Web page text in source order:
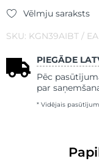
Vēlmju saraksts
SKU: KGN39AIBT /
PIEGĀDE
Pēc
par
* Vidējais